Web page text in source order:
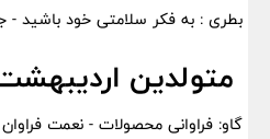
بطری : به فکر سلامتی خود باشید -
متولدین
گاو: فراوانی محصولات - نعمت